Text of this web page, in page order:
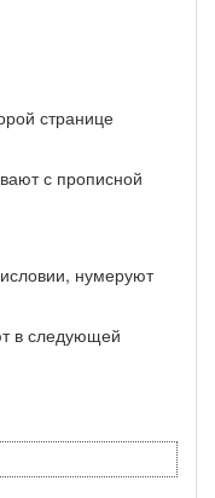
странице
с прописной
нумеруют
в следующей